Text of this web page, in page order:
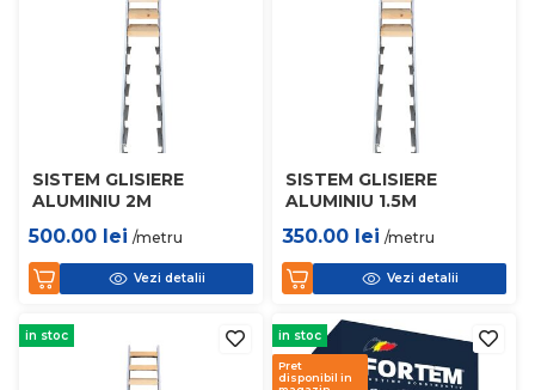
SISTEM GLISIERE
ALUMINIU 2M
500.00 lei /metru
Vezi detalii
SISTEM GLISIERE
ALUMINIU 1.5M
350.00 lei /metru
Vezi detalii
in stoc in stoc
Pret
disponibil in